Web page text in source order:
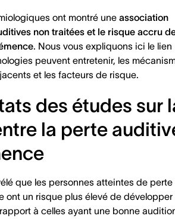
ont montré une association
non traitées et le risque accru
. Nous vous expliquons ici le lien
peuvent entretenir, les
et les facteurs de risque.
des études sur
la perte
que les personnes atteintes de perte
ont un risque plus élevé de développer
à celles ayant une bonne